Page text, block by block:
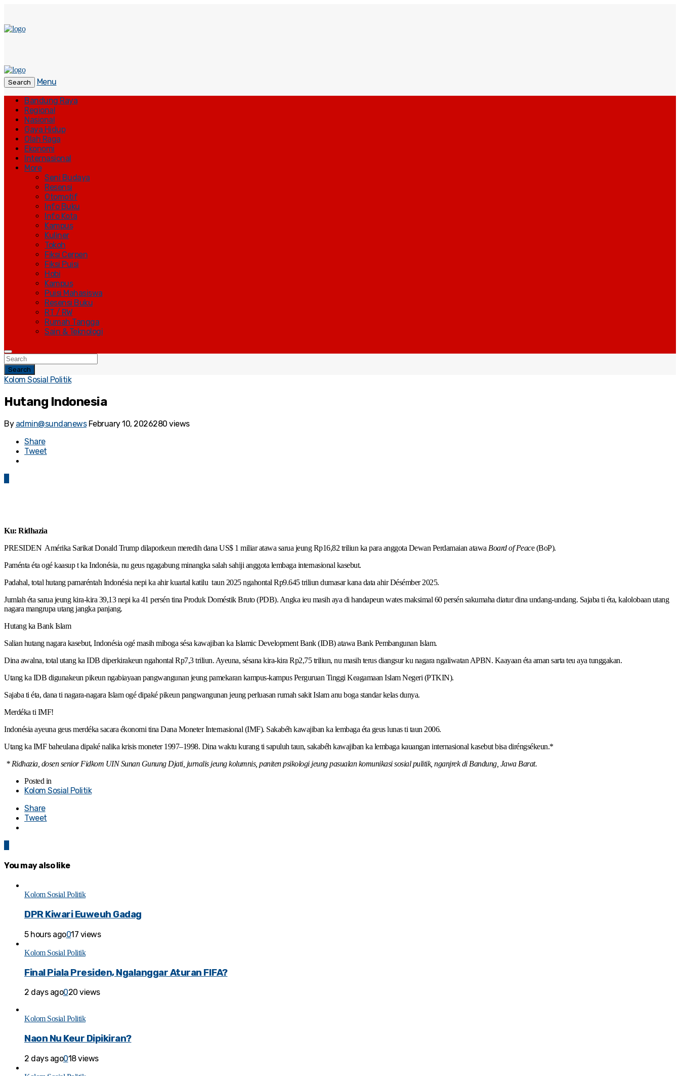
Search
Menu
Bandung Raya
Regional
Nasional
Gaya Hidup
Olah Raga
Ekonomi
Internasional
More
Seni Budaya
Resensi
Otomotif
Info Buku
Info Kota
Kampus
Kuliner
Tokoh
Fiksi Cerpen
Fiksi Puisi
Hobi
Kampus
Puisi Mahasiswa
Resensi Buku
RT / RW
Rumah Tangga
Sain & Teknologi
Search
Kolom Sosial Politik
Hutang Indonesia
By admin@sundanews February 10, 2026280 views
Share
Tweet
Ku: Ridhazia
PRESIDEN Amérika Sarikat Donald Trump dilaporkeun meredih dana US$ 1 miliar atawa sarua jeung Rp16,82 triliun ka para anggota Dewan Perdamaian atawa Board of Peace (BoP).
Paménta éta ogé kaasup t ka Indonésia, nu geus ngagabung minangka salah sahiji anggota lembaga internasional kasebut.
Padahal, total hutang pamaréntah Indonésia nepi ka ahir kuartal katilu taun 2025 ngahontal Rp9.645 triliun dumasar kana data ahir Désémber 2025.
Jumlah éta sarua jeung kira-kira 39,13 nepi ka 41 persén tina Produk Doméstik Bruto (PDB). Angka ieu masih aya di handapeun wates maksimal 60 persén sakumaha diatur dina undang-undang. Sajaba ti éta, kalolobaan utang
nagara mangrupa utang jangka panjang.
Hutang ka Bank Islam
Salian hutang nagara kasebut, Indonésia ogé masih miboga sésa kawajiban ka Islamic Development Bank (IDB) atawa Bank Pembangunan Islam.
Dina awalna, total utang ka IDB diperkirakeun ngahontal Rp7,3 triliun. Ayeuna, sésana kira-kira Rp2,75 triliun, nu masih terus diangsur ku nagara ngaliwatan APBN. Kaayaan éta aman sarta teu aya tunggakan.
Utang ka IDB digunakeun pikeun ngabiayaan pangwangunan jeung pamekaran kampus-kampus Perguruan Tinggi Keagamaan Islam Negeri (PTKIN).
Sajaba ti éta, dana ti nagara-nagara Islam ogé dipaké pikeun pangwangunan jeung perluasan rumah sakit Islam anu boga standar kelas dunya.
Merdéka ti IMF!
Indonésia ayeuna geus merdéka sacara ékonomi tina Dana Moneter Internasional (IMF). Sakabéh kawajiban ka lembaga éta geus lunas ti taun 2006.
Utang ka IMF baheulana dipaké nalika krisis moneter 1997–1998. Dina waktu kurang ti sapuluh taun, sakabéh kawajiban ka lembaga kauangan internasional kasebut bisa diréngsékeun.*
* Ridhazia, dosen senior Fidkom UIN Sunan Gunung Djati, jurnalis jeung kolumnis, paniten psikologi jeung pasualan komunikasi sosial pulitik, nganjrek di Bandung, Jawa Barat.
Posted in
Kolom Sosial Politik
Share
Tweet
You may also like
Kolom Sosial Politik
DPR Kiwari Euweuh Gadag
5 hours ago017 views
Kolom Sosial Politik
Final Piala Presiden, Ngalanggar Aturan FIFA?
2 days ago020 views
Kolom Sosial Politik
Naon Nu Keur Dipikiran?
2 days ago018 views